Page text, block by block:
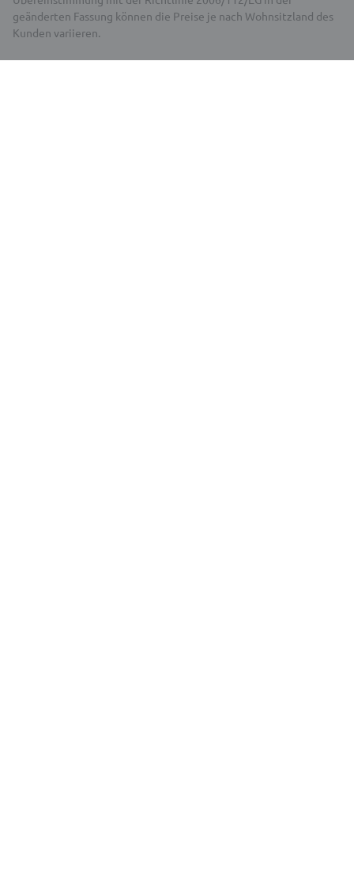
geänderten Fassung können die Preise je nach Wohnsitzland des
Kunden variieren.